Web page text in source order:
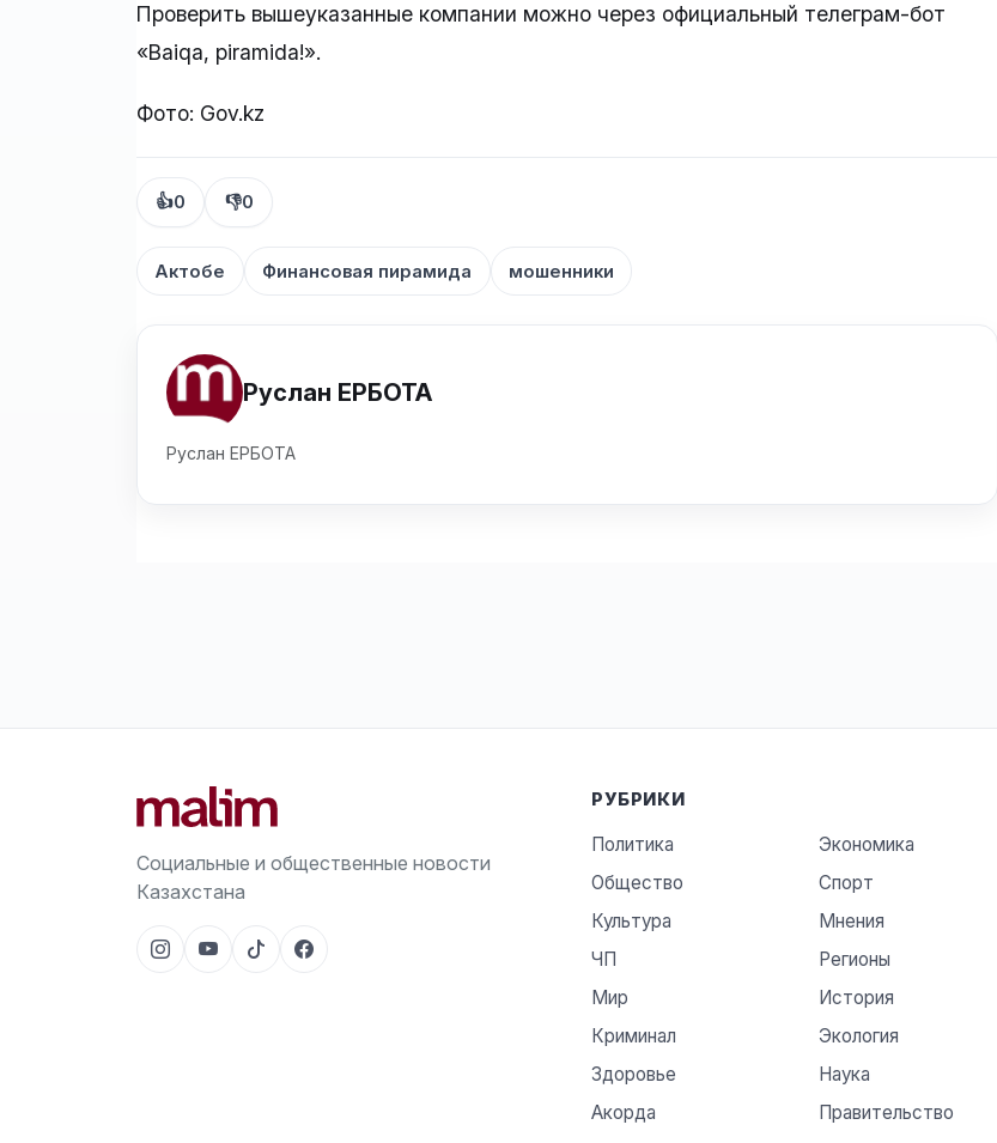
Проверить вышеуказанные компании можно через официальный телеграм-бот
«Baiqa, piramida!».
Фото: Gov.kz
👍0 👎0
Актобе Финансовая пирамида мошенники
Руслан ЕРБОТА
Руслан ЕРБОТА
Социальные и общественные новости
Казахстана
РУБРИКИ
Политика
Экономика
Общество
Спорт
Культура
Мнения
ЧП
Регионы
Мир
История
Криминал
Экология
Здоровье
Наука
Акорда
Правительство